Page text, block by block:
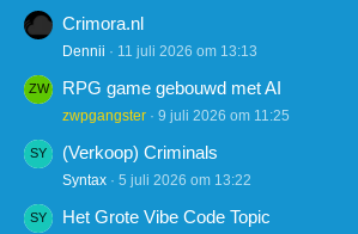
Crimora.nl
Dennii 11 juli 2026 om 13:13
RPG game gebouwd met AI
zwpgangster 9 juli 2026 om 11:25
(Verkoop) Criminals
Syntax 5 juli 2026 om 13:22
Het Grote Vibe Code Topic